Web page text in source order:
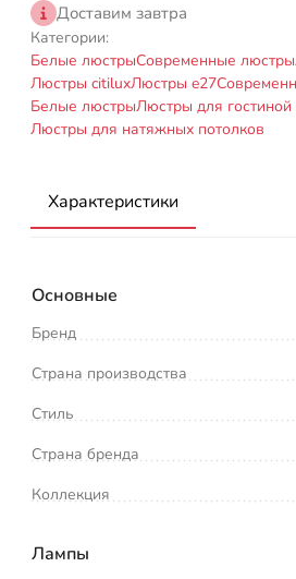
Доставим завтра
Категории:
Белые люстрыСовременные люстры
Люстры citiluxЛюстры e27
Белые люстрыЛюстры для гостиной
Люстры для натяжных потолков
Характеристики
Основные
Бренд
Страна производства
Стиль
Страна бренда
Коллекция
Лампы